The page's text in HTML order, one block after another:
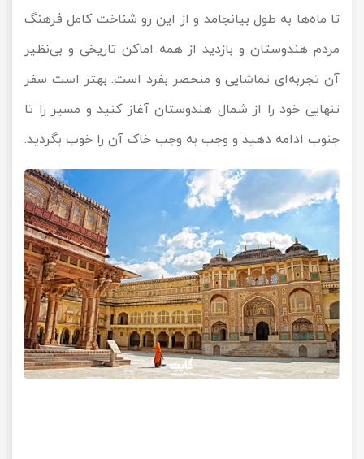
تا ماه‌ها به طول بیانجامد و از این رو شناخت کامل فرهنگ
مردم هندوستان و بازدید از همه اماکن تاریخی و بی‌نظیر
آن تجربه‌ای تماشایی و منحصر بفرد است. بهتر است سفر
تنهایی خود را از شمال هندوستان آغاز کنید و مسیر را تا
جنوب ادامه دهید و وجب به وجب خاک آن را خوب بگردید.